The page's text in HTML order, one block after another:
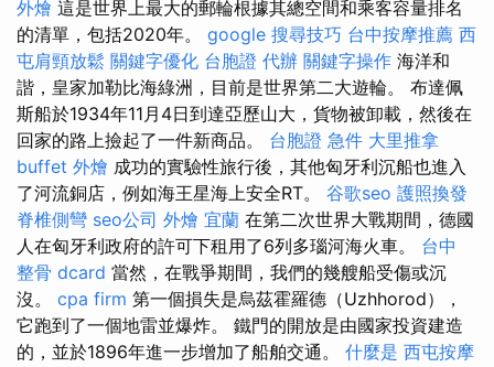
外燴 這是世界上最大的郵輪根據其總空間和乘客容量排名
的清單，包括2020年。 google 搜尋技巧 台中按摩推薦 西
屯肩頸放鬆 關鍵字優化 台胞證 代辦 關鍵字操作 海洋和
諧，皇家加勒比海綠洲，目前是世界第二大遊輪。 布達佩
斯船於1934年11月4日到達亞歷山大，貨物被卸載，然後在
回家的路上撿起了一件新商品。 台胞證 急件 大里推拿
buffet 外燴 成功的實驗性旅行後，其他匈牙利沉船也進入
了河流銅店，例如海王星海上安全RT。 谷歌seo 護照換發
脊椎側彎 seo公司 外燴 宜蘭 在第二次世界大戰期間，德國
人在匈牙利政府的許可下租用了6列多瑙河海火車。 台中
整骨 dcard 當然，在戰爭期間，我們的幾艘船受傷或沉
沒。 cpa firm 第一個損失是烏茲霍羅德（Uzhhorod），
它跑到了一個地雷並爆炸。 鐵門的開放是由國家投資建造
的，並於1896年進一步增加了船舶交通。 什麼是 西屯按摩